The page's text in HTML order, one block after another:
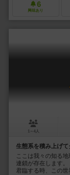
6
興味あり
1～4人
生態系を積み上げ
ここは我々の知る
連鎖が存在します
君臨する時、この